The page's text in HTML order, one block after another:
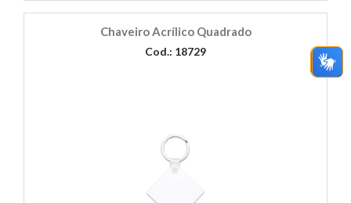
Chaveiro Acrílico Quadrado
Cod.: 18729